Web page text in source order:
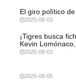
El giro político
2025-08-03
¡Tigres busca
Kevin
2025-08-03
2025-08-05